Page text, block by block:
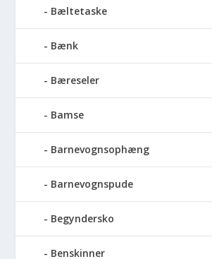
Bæltetaske
Bænk
Bæreseler
Bamse
Barnevognsophæng
Barnevognspude
Begyndersko
Benskinner